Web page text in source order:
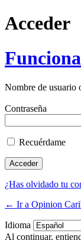
Acceder
Nombre de usuario
Contraseña
Recuérdame
¿Has olvidado tu
← Ir a Opinion
Idioma
Al continuar,